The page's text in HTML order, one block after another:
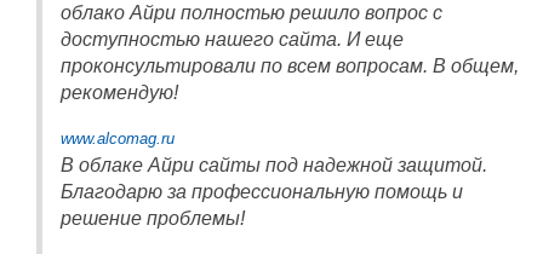
облако Айри полностью решило вопрос с
доступностью нашего сайта. И еще
проконсультировали по всем вопросам. В общем,
рекомендую!
www.alcomag.ru
В облаке Айри сайты под надежной защитой.
Благодарю за профессиональную помощь и
решение проблемы!